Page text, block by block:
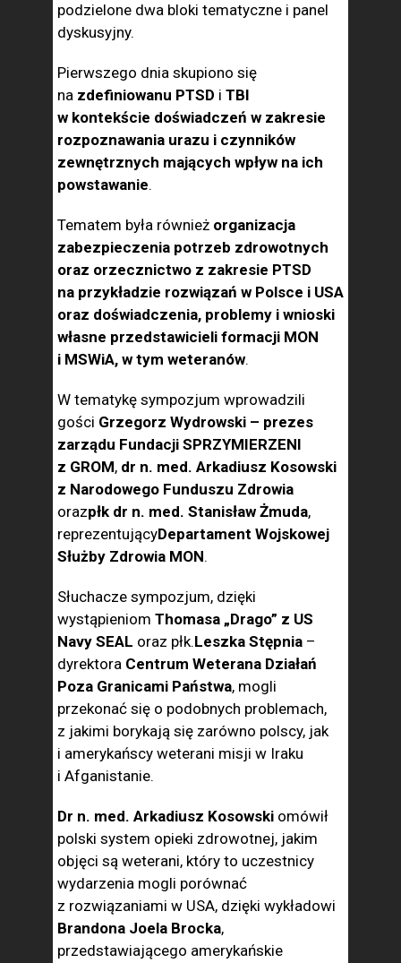
podzielone dwa bloki tematyczne i panel
dyskusyjny.
Pierwszego dnia skupiono się
na zdefiniowanu PTSD i TBI
w kontekście doświadczeń w zakresie
rozpoznawania urazu i czynników
zewnętrznych mających wpływ na ich
powstawanie.
Tematem była również organizacja
zabezpieczenia potrzeb zdrowotnych
oraz orzecznictwo z zakresie PTSD
na przykładzie rozwiązań w Polsce i USA
oraz doświadczenia, problemy i wnioski
własne przedstawicieli formacji MON
i MSWiA, w tym weteranów.
W tematykę sympozjum wprowadzili
gości Grzegorz Wydrowski – prezes
zarządu Fundacji SPRZYMIERZENI
z GROM, dr n. med. Arkadiusz Kosowski
z Narodowego Funduszu Zdrowia
orazpłk dr n. med. Stanisław Żmuda,
reprezentującyDepartament Wojskowej
Służby Zdrowia MON.
Słuchacze sympozjum, dzięki
wystąpieniom Thomasa „Drago” z US
Navy SEAL oraz płk.Leszka Stępnia –
dyrektora Centrum Weterana Działań
Poza Granicami Państwa, mogli
przekonać się o podobnych problemach,
z jakimi borykają się zarówno polscy, jak
i amerykańscy weterani misji w Iraku
i Afganistanie.
Dr n. med. Arkadiusz Kosowski omówił
polski system opieki zdrowotnej, jakim
objęci są weterani, który to uczestnicy
wydarzenia mogli porównać
z rozwiązaniami w USA, dzięki wykładowi
Brandona Joela Brocka,
przedstawiającego amerykańskie